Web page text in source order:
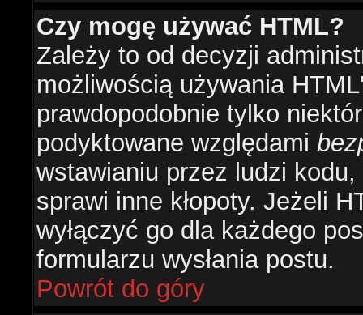
Czy mogę używać HTML?
Zależy to od decyzji
możliwością używania
prawdopodobnie tylko
podyktowane względami
wstawianiu przez ludzi
sprawi inne kłopoty. Jeżeli
wyłączyć go dla każdego
formularzu wysłania postu.
Powrót do góry